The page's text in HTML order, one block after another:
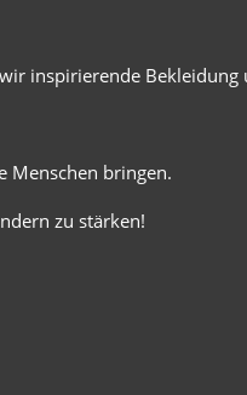
inspirierende
Menschen bringen.
zu stärken!